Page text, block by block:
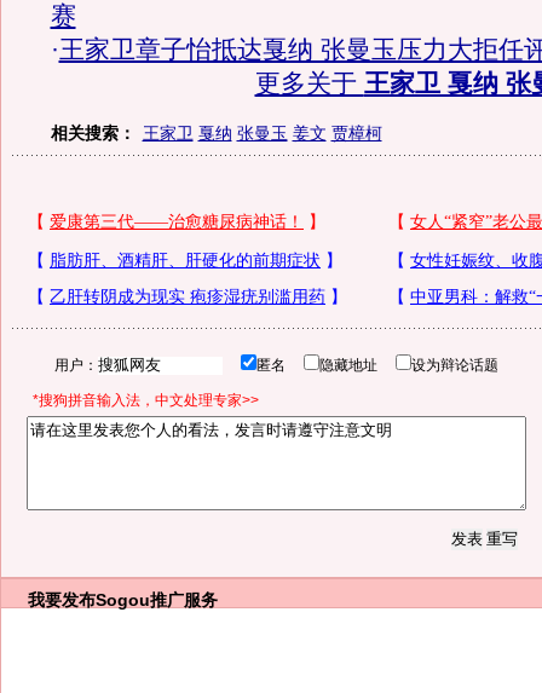
赛
·王家卫章子怡抵达戛纳 张曼玉压力大拒任
更多关于 王家卫 戛纳 张
相关搜索： 王家卫 戛纳 张曼玉 姜文 贾樟柯
用户： 匿名 隐藏地址 设为辩论话题
*搜狗拼音输入法，中文处理专家>>
我要发布Sogou推广服务